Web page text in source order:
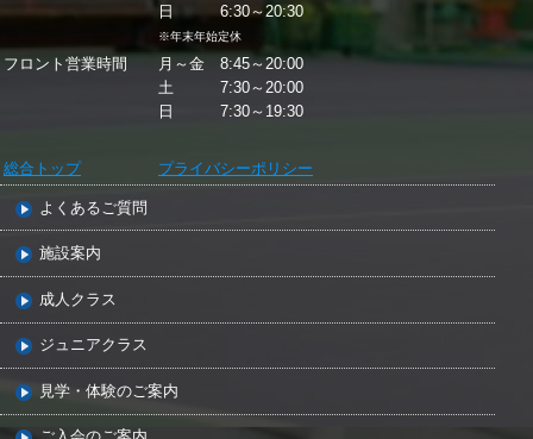
日 6:30～20:30
※年末年始定休
フロント営業時間
月～金 8:45～20:00
土 7:30～20:00
日 7:30～19:30
総合トップ プライバシーポリシー
よくあるご質問
施設案内
成人クラス
ジュニアクラス
見学・体験のご案内